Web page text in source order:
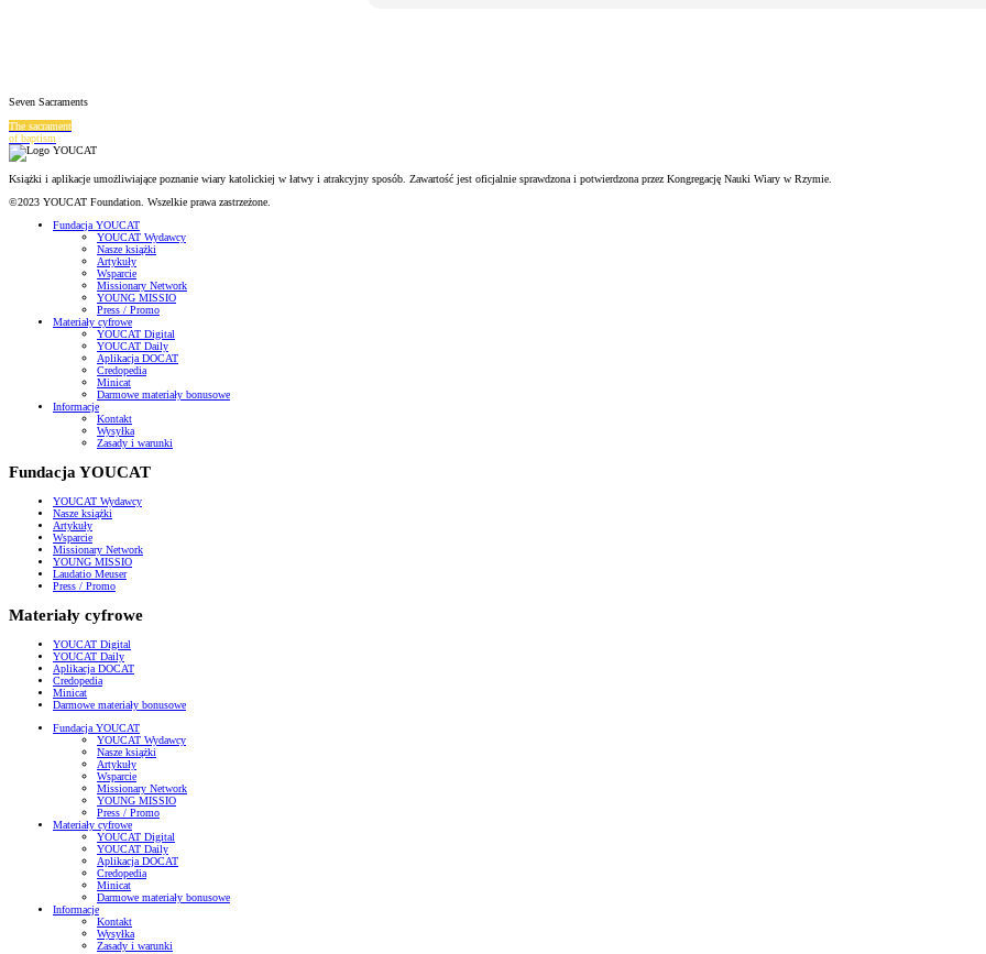
Seven Sacraments
The sacrament
of baptism
Książki i aplikacje umożliwiające poznanie wiary katolickiej w łatwy i atrakcyjny sposób. Zawartość jest oficjalnie sprawdzona i potwierdzona przez Kongregację Nauki Wiary w Rzymie.
©2023 YOUCAT Foundation. Wszelkie prawa zastrzeżone.
Fundacja YOUCAT
YOUCAT Wydawcy
Nasze książki
Artykuły
Wsparcie
Missionary Network
YOUNG MISSIO
Press / Promo
Materiały cyfrowe
YOUCAT Digital
YOUCAT Daily
Aplikacja DOCAT
Credopedia
Minicat
Darmowe materiały bonusowe
Informacje
Kontakt
Wysyłka
Zasady i warunki
Fundacja YOUCAT
YOUCAT Wydawcy
Nasze książki
Artykuły
Wsparcie
Missionary Network
YOUNG MISSIO
Laudatio Meuser
Press / Promo
Materiały cyfrowe
YOUCAT Digital
YOUCAT Daily
Aplikacja DOCAT
Credopedia
Minicat
Darmowe materiały bonusowe
Fundacja YOUCAT
YOUCAT Wydawcy
Nasze książki
Artykuły
Wsparcie
Missionary Network
YOUNG MISSIO
Press / Promo
Materiały cyfrowe
YOUCAT Digital
YOUCAT Daily
Aplikacja DOCAT
Credopedia
Minicat
Darmowe materiały bonusowe
Informacje
Kontakt
Wysyłka
Zasady i warunki